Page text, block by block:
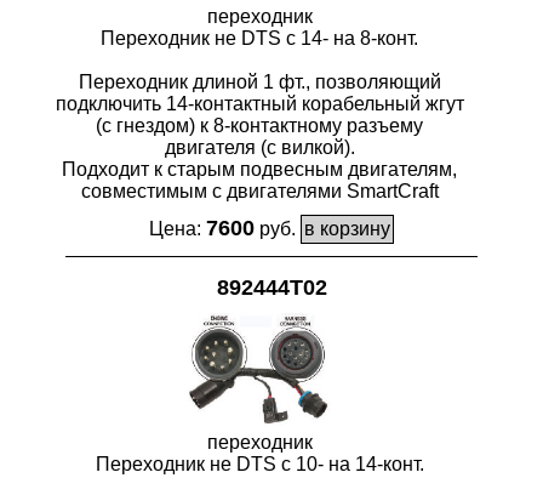
переходник
Переходник не DTS с 14- на 8-конт.
Переходник длиной 1 фт., позволяющий
подключить 14-контактный корабельный жгут
(с гнездом) к 8-контактному разъему
двигателя (с вилкой).
Подходит к старым подвесным двигателям,
совместимым с двигателями SmartCraft
Цена: 7600 руб.
892444T02
переходник
Переходник не DTS с 10- на 14-конт.